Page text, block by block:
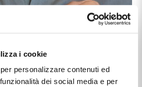
i cookie
personalizzare contenuti ed
dei social media e per